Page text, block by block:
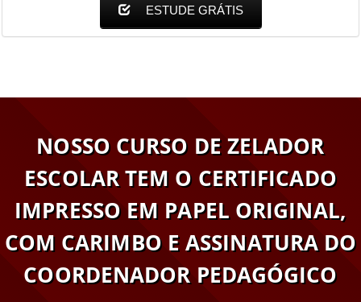
ESTUDE GRÁTIS
NOSSO CURSO DE ZELADOR
ESCOLAR TEM O CERTIFICADO
IMPRESSO EM PAPEL ORIGINAL,
COM CARIMBO E ASSINATURA DO
COORDENADOR PEDAGÓGICO